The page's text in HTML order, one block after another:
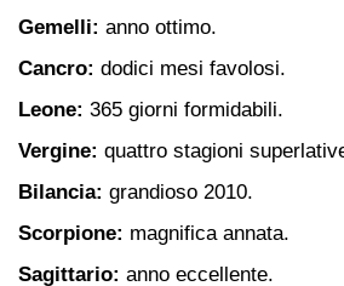
Gemelli: anno ottimo.
Cancro: dodici mesi favolosi.
Leone: 365 giorni formidabili.
Vergine: quattro stagioni
Bilancia: grandioso 2010.
Scorpione: magnifica annata.
Sagittario: anno eccellente.